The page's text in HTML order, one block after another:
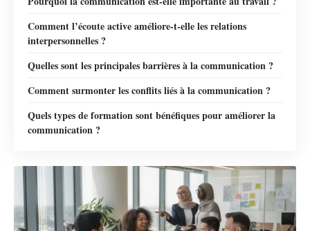
Comment l’écoute active améliore-t-elle les relations
interpersonnelles ?
Quelles sont les principales barrières à la communication ?
Comment surmonter les conflits liés à la communication ?
Quels types de formation sont bénéfiques pour améliorer la
communication ?